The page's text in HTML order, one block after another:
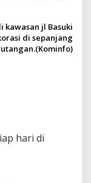
kawasan jl Basuki
di sepanjang
hari di